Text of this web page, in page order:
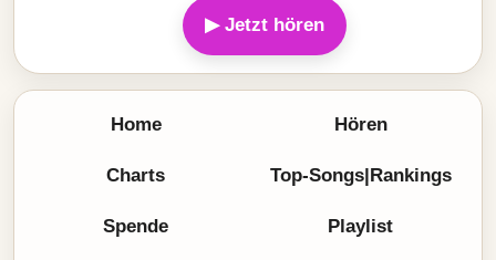
▶ Jetzt hören
Home Hören
Charts Top-Songs|Rankings
Spende Playlist